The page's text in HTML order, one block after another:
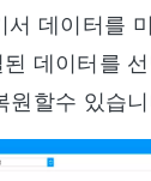
서 데이터를
데이터를
원할수 있습니